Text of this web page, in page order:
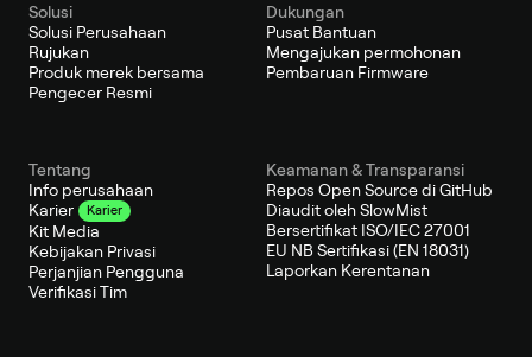
Solusi
Solusi Perusahaan
Rujukan
Produk merek bersama
Pengecer Resmi
Dukungan
Pusat Bantuan
Mengajukan permohonan
Pembaruan Firmware
Tentang
Info perusahaan
Karier
Karier
Kit Media
Kebijakan Privasi
Perjanjian Pengguna
Verifikasi Tim
Keamanan & Transparansi
Repos Open Source di GitHub
Diaudit oleh SlowMist
Bersertifikat ISO/IEC 27001
EU NB Sertifikasi (EN 18031)
Laporkan Kerentanan